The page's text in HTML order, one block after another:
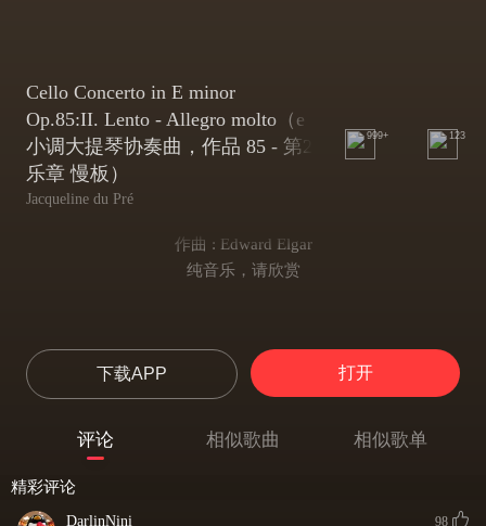
Cello Concerto in E minor
Op.85:II. Lento - Allegro molto（e
小调大提琴协奏曲，作品 85 - 第2
乐章 慢板）
Jacqueline du Pré
999+ 123
作曲 : Edward Elgar
纯音乐，请欣赏
下载APP 打开
评论 相似歌曲 相似歌单
精彩评论
DarlinNini 98